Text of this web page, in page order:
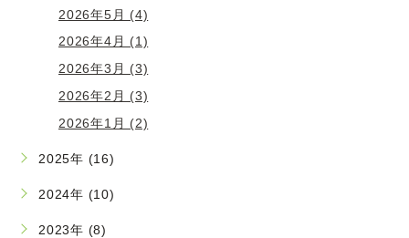
2026年5月 (4)
2026年4月 (1)
2026年3月 (3)
2026年2月 (3)
2026年1月 (2)
2025年 (16)
2024年 (10)
2023年 (8)